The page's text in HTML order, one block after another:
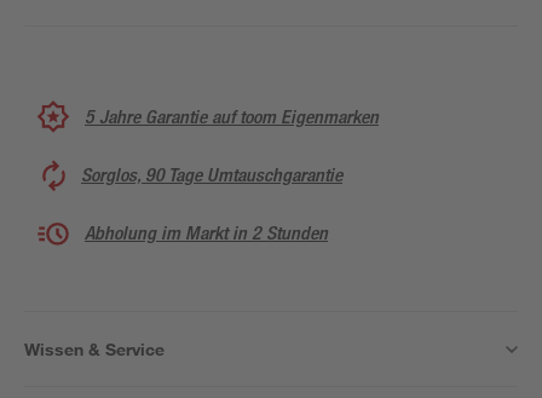
5 Jahre Garantie auf toom Eigenmarken
Sorglos, 90 Tage Umtauschgarantie
Abholung im Markt in 2 Stunden
Wissen & Service